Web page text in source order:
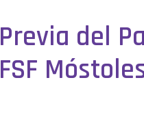
Previa del
FSF